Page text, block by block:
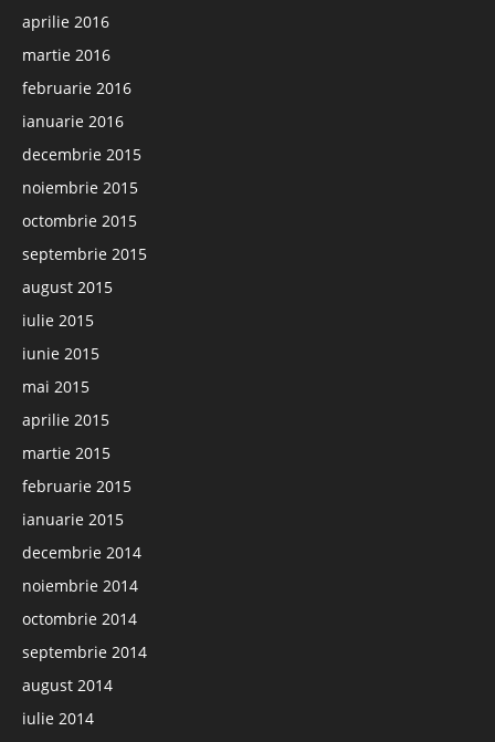
aprilie 2016
martie 2016
februarie 2016
ianuarie 2016
decembrie 2015
noiembrie 2015
octombrie 2015
septembrie 2015
august 2015
iulie 2015
iunie 2015
mai 2015
aprilie 2015
martie 2015
februarie 2015
ianuarie 2015
decembrie 2014
noiembrie 2014
octombrie 2014
septembrie 2014
august 2014
iulie 2014